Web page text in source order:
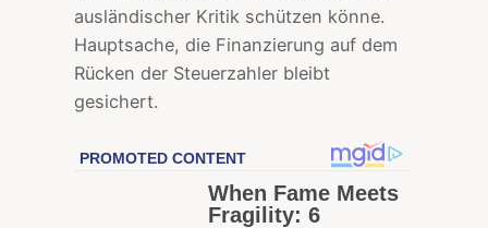
ausländischer Kritik schützen könne.
Hauptsache, die Finanzierung auf dem
Rücken der Steuerzahler bleibt
gesichert.